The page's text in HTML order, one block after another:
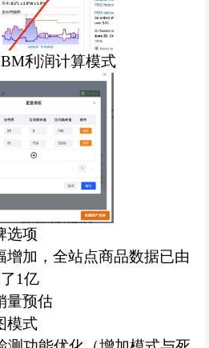
利润计算模式
选项
增加，全站点商品数据已由
1亿
量预估
模式